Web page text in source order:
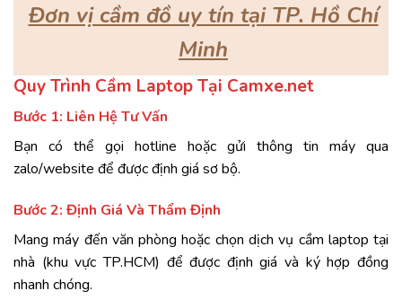
Đơn vị cầm đồ uy tín tại TP. Hồ Chí
Minh
QuyTrình Cầm LaptopTại Camxe.net
Bước 1: Liên Hệ TưVấn
Bạn có thể gọi hotline hoặc gửi thông tin máy qua
zalo/website để đượcđịnh giá sơbộ.
Bước2:Định Giá Và ThẩmĐịnh
Mangmáy đến vănphònghoặc chọn dịchvụ cầm laptoptại
nhà (khuvựcTP.HCM) đểđược địnhgiávà kýhợpđồng
nhanh chóng.